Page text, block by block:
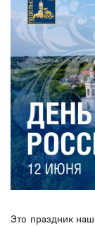
Это праздник